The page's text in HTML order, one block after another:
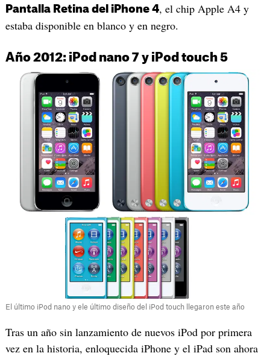
Pantalla Retina del iPhone 4, el chip Apple A4 y
estaba disponible en blanco y en negro.
Año 2012: iPod nano 7 y iPod touch 5
El último iPod nano y ele último diseño del iPod touch llegaron este año
Tras un año sin lanzamiento de nuevos iPod por primera
vez en la historia, enloquecida iPhone y el iPad son ahora